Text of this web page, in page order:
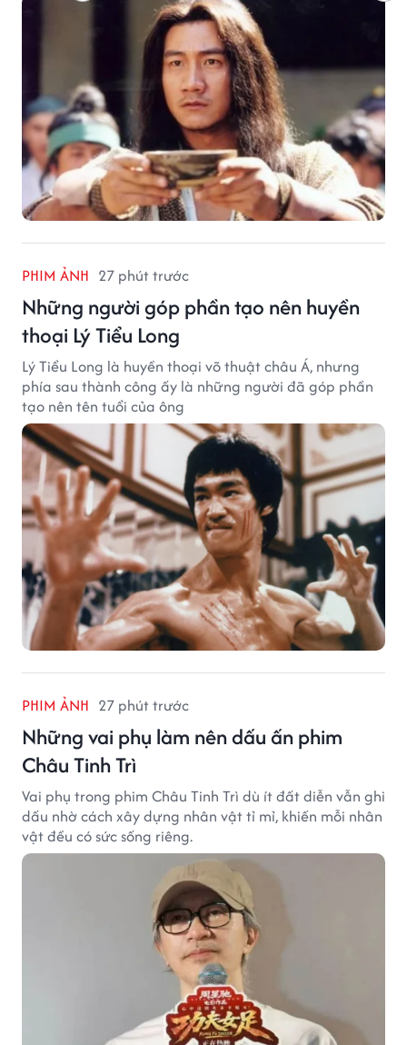
PHIM ẢNH 27 phút trước
Những người góp phần tạo nên huyền
thoại Lý Tiểu Long
Lý Tiểu Long là huyền thoại võ thuật châu Á, nhưng
phía sau thành công ấy là những người đã góp phần
tạo nên tên tuổi của ông
PHIM ẢNH 27 phút trước
Những vai phụ làm nên dấu ấn phim
Châu Tinh Trì
Vai phụ trong phim Châu Tinh Trì dù ít đất diễn vẫn ghi
dấu nhờ cách xây dựng nhân vật tỉ mỉ, khiến mỗi nhân
vật đều có sức sống riêng.